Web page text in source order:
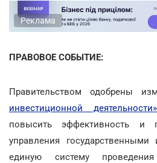
Реклама
ПРАВОВОЕ СОБЫТИЕ:
Правительством одобрены
инвестиционной деятельности»
повысить эффективность и
управления государственными
единую систему